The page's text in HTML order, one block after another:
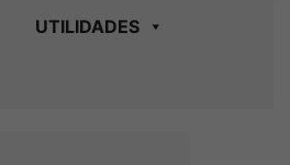
UTILIDADES